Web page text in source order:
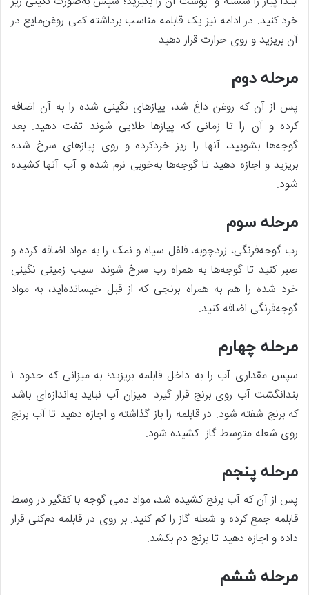
خرد کنید. در ادامه نیز یک قابلمه مناسب برداشته کمی روغن‌مایع در
آن بریزید و روی حرارت قرار دهید.
مرحله دوم
پس از آن که روغن داغ شد، پیازهای نگینی شده را به آن اضافه
کرده و آن را تا زمانی که پیازها طلایی شوند تفت دهید. بعد
گوجه‌ها بشویید، آنها را ریز خردکرده و روی پیازهای سرخ شده
بریزید و اجازه دهید تا گوجه‌ها به‌خوبی نرم شده و آب آنها کشیده
شود.
مرحله سوم
رب گوجه‌فرنگی، زردچوبه، فلفل سیاه و نمک را به مواد اضافه کرده و
صبر کنید تا گوجه‌ها به همراه رب سرخ شوند. سیب زمینی نگینی
خرد شده را هم به همراه برنجی که از قبل خیسانده‌اید، به مواد
گوجه‌فرنگی اضافه کنید.
مرحله چهارم
سپس مقداری آب را به داخل قابلمه بریزید؛ به میزانی که حدود ۱
بندانگشت آب روی برنج قرار گیرد. میزان آب نباید به‌اندازه‌ای باشد
که برنج شفته شود. در قابلمه را باز گذاشته و اجازه دهید تا آب برنج
روی شعله متوسط گاز کشیده شود.
مرحله پنجم
پس از آن که آب برنج کشیده شد، مواد دمی گوجه با کفگیر در وسط
قابلمه جمع کرده و شعله گاز را کم کنید. بر روی در قابلمه دم‌کنی قرار
داده و اجازه ‌دهید تا برنج دم بکشد.
مرحله ششم